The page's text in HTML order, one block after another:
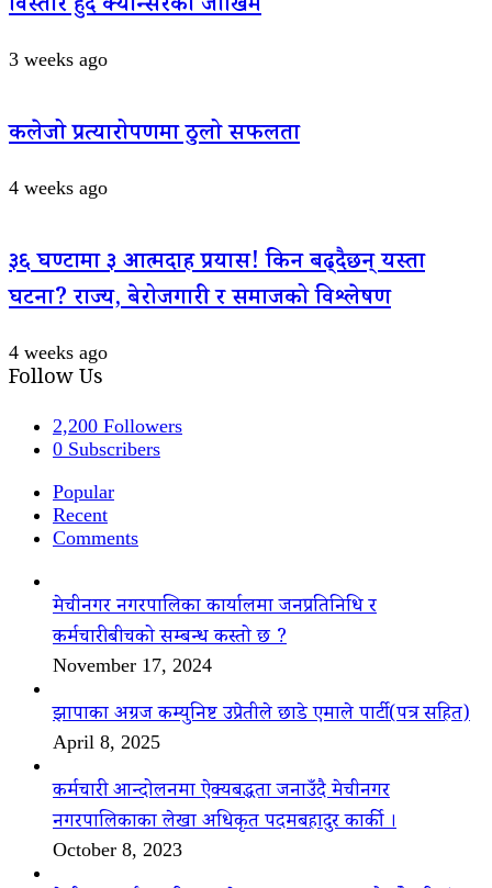
3 weeks ago
कलेजो प्रत्यारोपणमा ठुलो सफलता
4 weeks ago
३६ घण्टामा ३ आत्मदाह प्रयास! किन बढ्दैछन् यस्ता
घटना? राज्य, बेरोजगारी र समाजको विश्लेषण
4 weeks ago
Follow Us
2,200 Followers
0 Subscribers
Popular
Recent
Comments
मेचीनगर नगरपालिका कार्यालमा जनप्रतिनिधि र
कर्मचारीबीचको सम्बन्ध कस्तो छ ?
November 17, 2024
झापाका अग्रज कम्युनिष्ट उप्रेतीले छाडे एमाले पार्टी(पत्र सहित)
April 8, 2025
कर्मचारी आन्दोलनमा ऐक्यबद्धता जनाउँदै मेचीनगर
नगरपालिकाका लेखा अधिकृत पदमबहादुर कार्की ।
October 8, 2023